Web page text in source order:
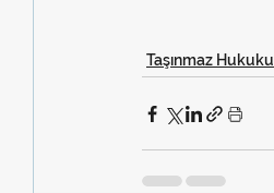
Taşınmaz Hukuku